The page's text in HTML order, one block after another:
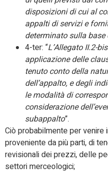
disposizioni di cui al
appalti di servizi e
determinato sulla
4-ter: “L’Allegato II.2-
applicazione delle
tenuto conto della
dell’appalto, e degli
le modalità di
considerazione
subappalto”.
Ciò probabilmente per venire
proveniente da più parti, di
revisionali dei prezzi, delle
settori merceologici;